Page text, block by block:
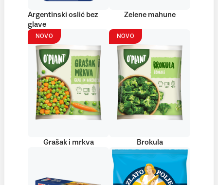
Argentinski oslić bez
glave
Zelene mahune
NOVO
Grašak i mrkva
NOVO
Brokula